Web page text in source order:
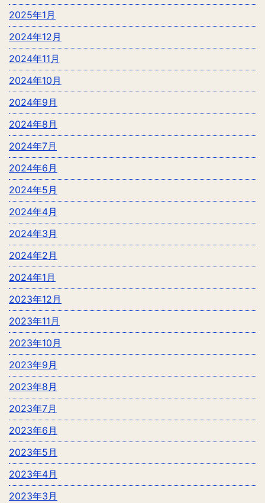
2025年1月
2024年12月
2024年11月
2024年10月
2024年9月
2024年8月
2024年7月
2024年6月
2024年5月
2024年4月
2024年3月
2024年2月
2024年1月
2023年12月
2023年11月
2023年10月
2023年9月
2023年8月
2023年7月
2023年6月
2023年5月
2023年4月
2023年3月